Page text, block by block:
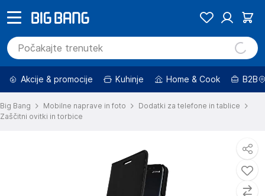
Akcije & promocije Kuhinje Home & Cook B2B
Big Bang Mobilne naprave in foto
Dodatki za telefone in tablice
Zaščitni ovitki in torbice